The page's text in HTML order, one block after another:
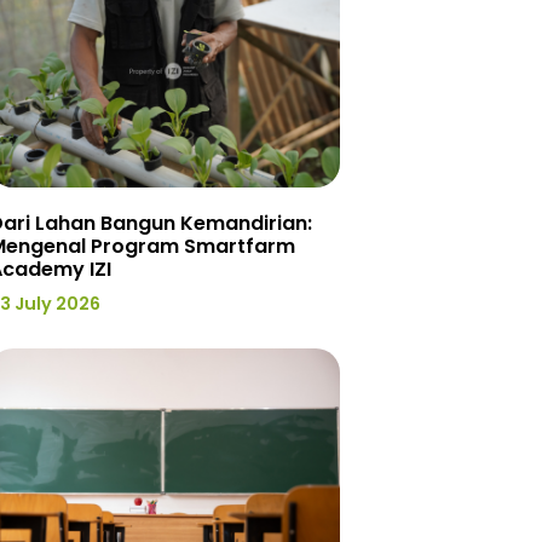
Lahan Bangun Kemandirian:
Program Smartfarm
IZI
July 2026